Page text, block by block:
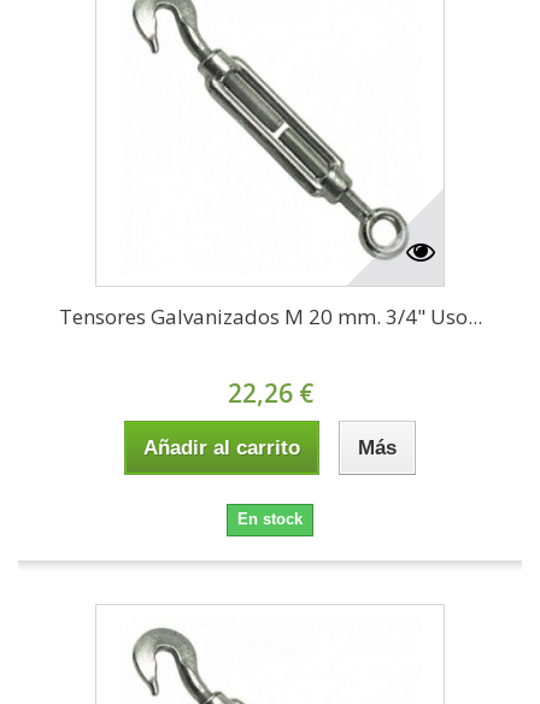
Tensores Galvanizados M 20 mm. 3/4" Uso...
22,26 €
Añadir al carrito Más
En stock